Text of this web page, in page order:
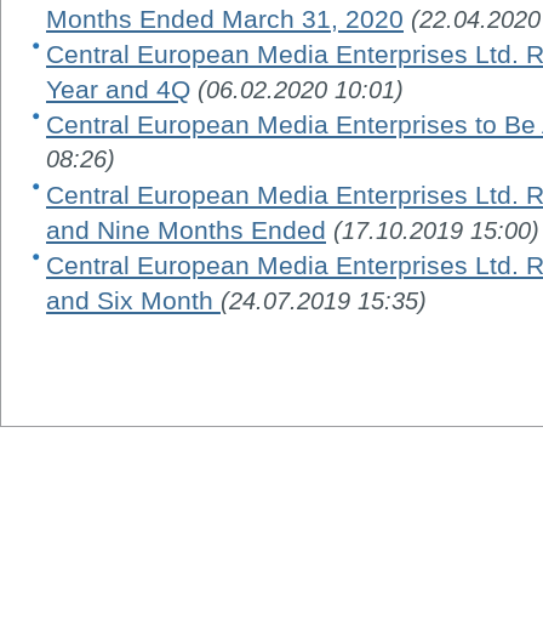
Months Ended March 31, 2020
Central European Media Enterprises Ltd.
Year and 4Q (06.02.2020 10:01)
Central European Media Enterprises to
08:26)
Central European Media Enterprises Ltd.
and Nine Months Ended (17.10.2019 15:00)
Central European Media Enterprises Ltd.
and Six Month (24.07.2019 15:35)